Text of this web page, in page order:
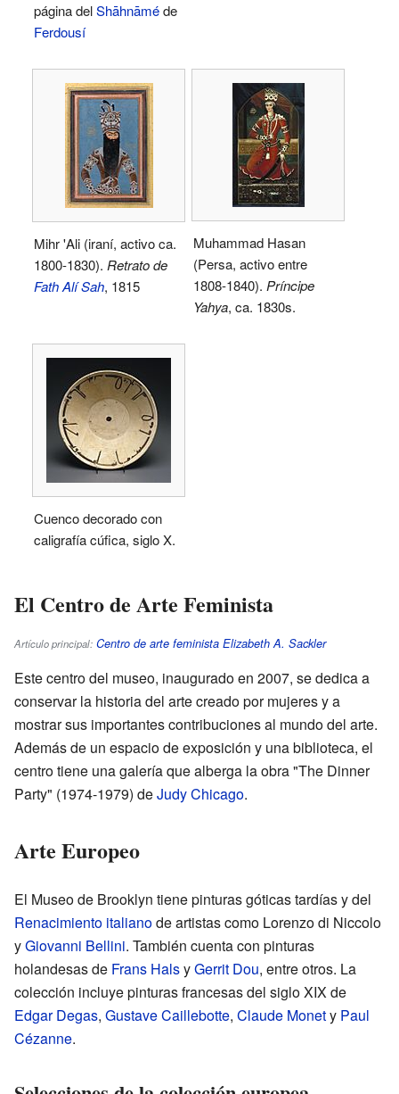
página delShāhnāméde
Ferdousí
Mihr 'Ali (iraní, activo ca.
1800-1830). Retrato de
Fath Alí Sah, 1815
Muhammad Hasan
(Persa, activo entre
1808-1840). Príncipe
Yahya, ca. 1830s.
Cuenco decorado con
caligrafía cúfica, siglo X.
El Centro de Arte Feminista
Artículo principal: Centro de arte feminista Elizabeth A. Sackler
Este centro del museo, inaugurado en 2007, se dedica a
conservar la historia del arte creado por mujeres y a
mostrar sus importantes contribuciones al mundo del arte.
Además de un espacio de exposición y una biblioteca, el
centro tiene una galería que alberga la obra "The Dinner
Party" (1974-1979) deJudy Chicago.
Arte Europeo
El Museo de Brooklyn tiene pinturas góticas tardías y del
Renacimiento italianode artistas como Lorenzo di Niccolo
yGiovanni Bellini. También cuenta con pinturas
holandesas de Frans HalsyGerrit Dou, entre otros. La
colección incluye pinturas francesas del siglo XIX de
Edgar Degas, Gustave Caillebotte, Claude Monety Paul
Cézanne.